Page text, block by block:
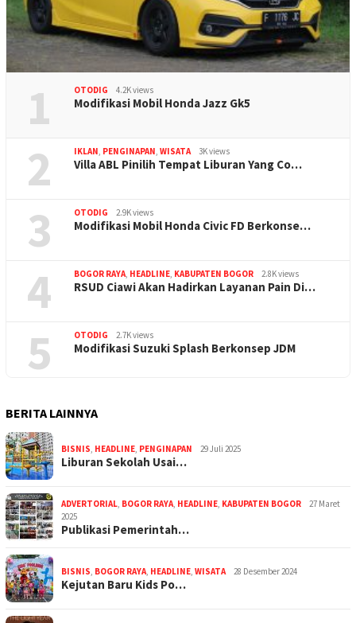
1 OTODIG 4.2K views
Modifikasi Mobil Honda Jazz Gk5
2 IKLAN, PENGINAPAN, WISATA 3K views
Villa ABL Pinilih Tempat Liburan Yang Co…
3 OTODIG 2.9K views
Modifikasi Mobil Honda Civic FD Berkonse…
4 BOGOR RAYA, HEADLINE, KABUPATEN BOGOR 2.8K views
RSUD Ciawi Akan Hadirkan Layanan Pain Di…
5 OTODIG 2.7K views
Modifikasi Suzuki Splash Berkonsep JDM
BERITA LAINNYA
BISNIS, HEADLINE, PENGINAPAN 29 Juli 2025
Liburan Sekolah Usai…
ADVERTORIAL, BOGOR RAYA, HEADLINE, KABUPATEN BOGOR
27 Maret
2025
Publikasi Pemerintah…
BISNIS, BOGOR RAYA, HEADLINE, WISATA 28 Desember 2024
Kejutan Baru Kids Po…